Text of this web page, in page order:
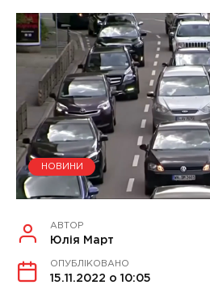
НОВИНИ
АВТОР
Юлія Март
ОПУБЛІКОВАНО
15.11.2022 о 10:05